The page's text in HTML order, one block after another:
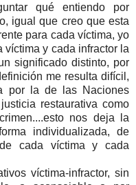
qué entiendo por
igual que creo que esta
para cada víctima, yo
víctima y cada infractor la
significado distinto, por
me resulta difícil,
por la de las Naciones
restaurativa como
nos deja la
individualizada, de
cada víctima y cada
víctima-infractor, sin